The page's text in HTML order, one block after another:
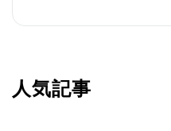
人気記事